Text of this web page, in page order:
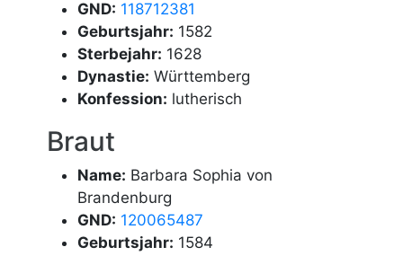
GND: 118712381
Geburtsjahr: 1582
Sterbejahr: 1628
Dynastie: Württemberg
Konfession: lutherisch
Braut
Name: Barbara Sophia von
Brandenburg
GND: 120065487
Geburtsjahr: 1584